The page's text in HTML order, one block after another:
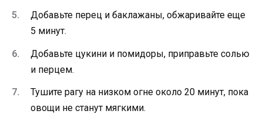
Добавьте перец и баклажаны, обжаривайте еще
5 минут.
Добавьте цукини и помидоры, приправьте солью
и перцем.
Тушите рагу на низком огне около 20 минут, пока
овощи не станут мягкими.